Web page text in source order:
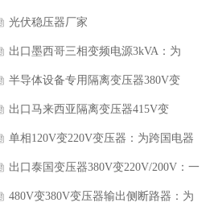
解
户用光伏群解决午间高电压脱网问题
光伏稳压器厂家
出口墨西哥三相变频电源3kVA：为
460V/60Hz电网打造的“全能电压适配
器”
半导体设备专用隔离变压器380V变
208V：为晶圆制造筑起“电力护城河”
出口马来西亚隔离变压器415V变
380V：为设备穿上“电压防护甲”
单相120V变220V变压器：为跨国电器
搭建的“电压桥梁”
出口泰国变压器380V变220V/200V：一
台设备，两种电压输出，打通泰国工业
480V变380V变压器输出侧断路器：为